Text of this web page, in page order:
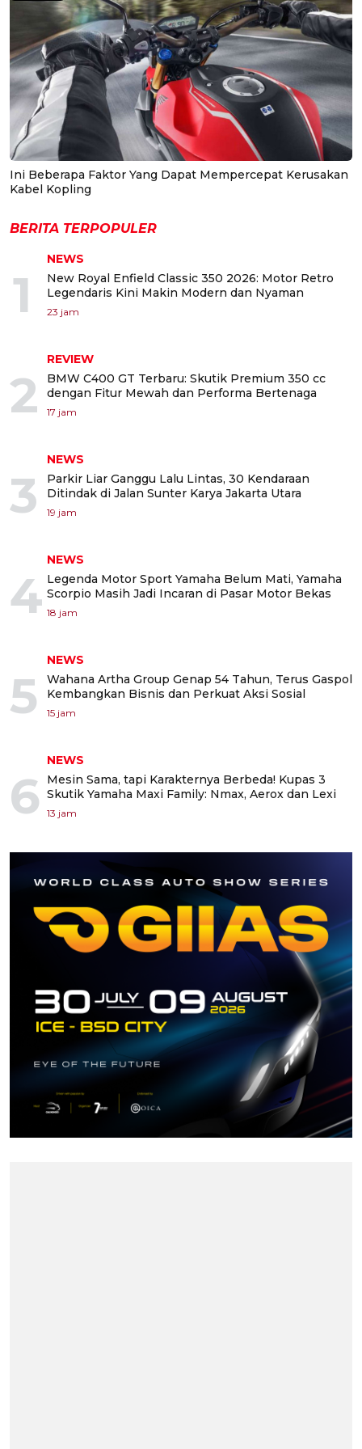
Ini Beberapa Faktor Yang Dapat Mempercepat Kerusakan
Kabel Kopling
BERITA TERPOPULER
1
NEWS
New Royal Enfield Classic 350 2026: Motor Retro
Legendaris Kini Makin Modern dan Nyaman
23 jam
2
REVIEW
BMW C400 GT Terbaru: Skutik Premium 350 cc
dengan Fitur Mewah dan Performa Bertenaga
17 jam
3
NEWS
Parkir Liar Ganggu Lalu Lintas, 30 Kendaraan
Ditindak di Jalan Sunter Karya Jakarta Utara
19 jam
4
NEWS
Legenda Motor Sport Yamaha Belum Mati, Yamaha
Scorpio Masih Jadi Incaran di Pasar Motor Bekas
18 jam
5
NEWS
Wahana Artha Group Genap 54 Tahun, Terus Gaspol
Kembangkan Bisnis dan Perkuat Aksi Sosial
15 jam
6
NEWS
Mesin Sama, tapi Karakternya Berbeda! Kupas 3
Skutik Yamaha Maxi Family: Nmax, Aerox dan Lexi
13 jam